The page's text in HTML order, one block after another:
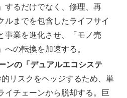
するだけでなく、修理、再
ルまでを包含したライフサイ
事業を進化させ、「モノ売
への転換を加速する。
ンの「デュアルエコシステ
リスクをヘッジするため、単
イチェーンから脱却する。巨